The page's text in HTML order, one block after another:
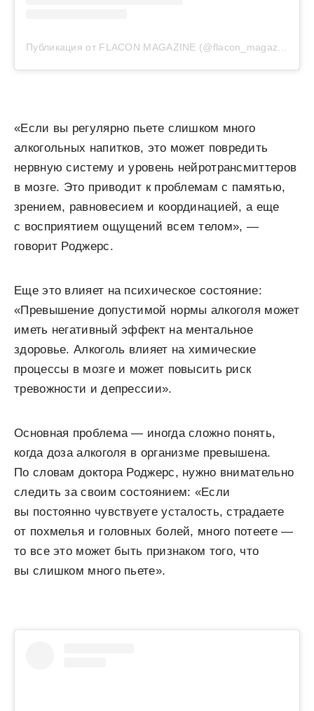
«Если вы регулярно пьете слишком много
алкогольных напитков, это может повредить
нервную систему и уровень нейротрансмиттеров
в мозге. Это приводит к проблемам с памятью,
зрением, равновесием и координацией, а еще
с восприятием ощущений всем телом», —
говорит Роджерс.
Еще это влияет на психическое состояние:
«Превышение допустимой нормы алкоголя может
иметь негативный эффект на ментальное
здоровье. Алкоголь влияет на химические
процессы в мозге и может повысить риск
тревожности и депрессии».
Основная проблема — иногда сложно понять,
когда доза алкоголя в организме превышена.
По словам доктора Роджерс, нужно внимательно
следить за своим состоянием: «Если
вы постоянно чувствуете усталость, страдаете
от похмелья и головных болей, много потеете —
то все это может быть признаком того, что
вы слишком много пьете».